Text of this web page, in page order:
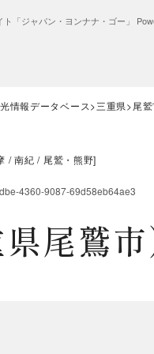
ト「ジャパン・ヨンナナ・ゴー」
情報データベース 三重県 尾
南紀 尾鷲・熊野]
4360-9087-69d58eb64ae3
尾鷲市